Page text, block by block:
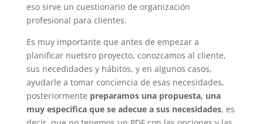
eso sirve un cuestionario de organización
profesional para clientes.
Es muy importante que antes de empezar a
planificar nuetsro proyecto, conozcamos al cliente,
sus necedidades y hábitos, y en algunos casos,
ayudarle a tomar conciencia de esas necesidades,
posteriormente preparamos una propuesta, una
muy específica que se adecue a sus necesidades, es